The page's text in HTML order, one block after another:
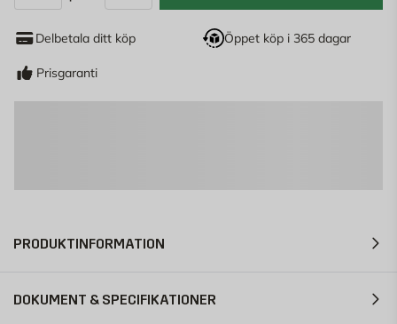
Delbetala ditt köp Öppet köp i 365 dagar
Prisgaranti
PRODUKTINFORMATION
DOKUMENT & SPECIFIKATIONER